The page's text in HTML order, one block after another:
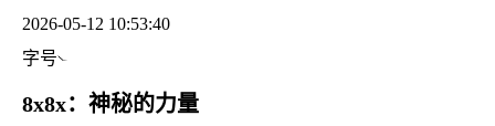
2026-05-12 10:53:40
字号
8x8x：神秘的力量